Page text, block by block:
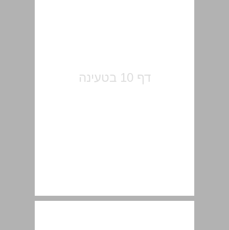
ירושת נביאי ישראל הקדמה מאת ראש הממשלה בנימין נתניהו ... 11